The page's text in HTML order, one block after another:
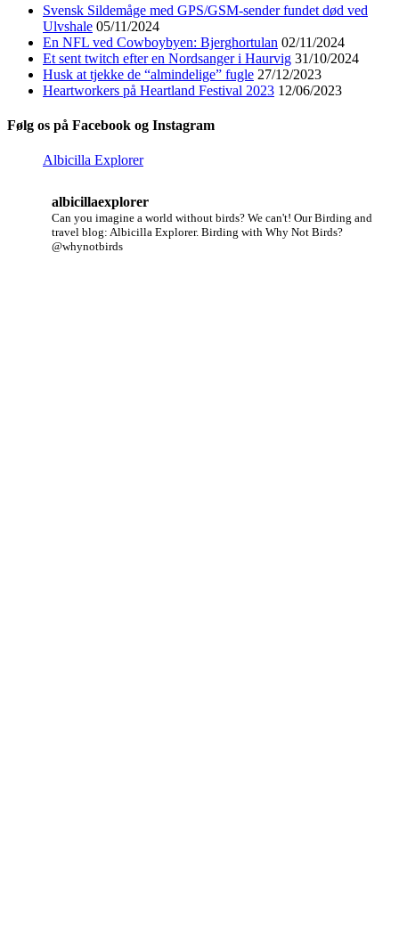
Svensk Sildemåge med GPS/GSM-sender fundet død ved
Ulvshale 05/11/2024
En NFL ved Cowboybyen: Bjerghortulan 02/11/2024
Et sent twitch efter en Nordsanger i Haurvig 31/10/2024
Husk at tjekke de “almindelige” fugle 27/12/2023
Heartworkers på Heartland Festival 2023 12/06/2023
Følg os på Facebook og Instagram
Albicilla Explorer
albicillaexplorer
Can you imagine a world without birds? We can't! Our Birding and
travel blog: Albicilla Explorer. Birding with Why Not Birds?
@whynotbirds